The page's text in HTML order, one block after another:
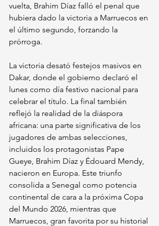
vuelta, Brahim Díaz falló el penal que
hubiera dado la victoria a Marruecos en
el último segundo, forzando la
prórroga.
La victoria desató festejos masivos en
Dakar, donde el gobierno declaró el
lunes como día festivo nacional para
celebrar el título. La final también
reflejó la realidad de la diáspora
africana: una parte significativa de los
jugadores de ambas selecciones,
incluidos los protagonistas Pape
Gueye, Brahim Díaz y Édouard Mendy,
nacieron en Europa. Este triunfo
consolida a Senegal como potencia
continental de cara a la próxima Copa
del Mundo 2026, mientras que
Marruecos, gran favorita por su historial